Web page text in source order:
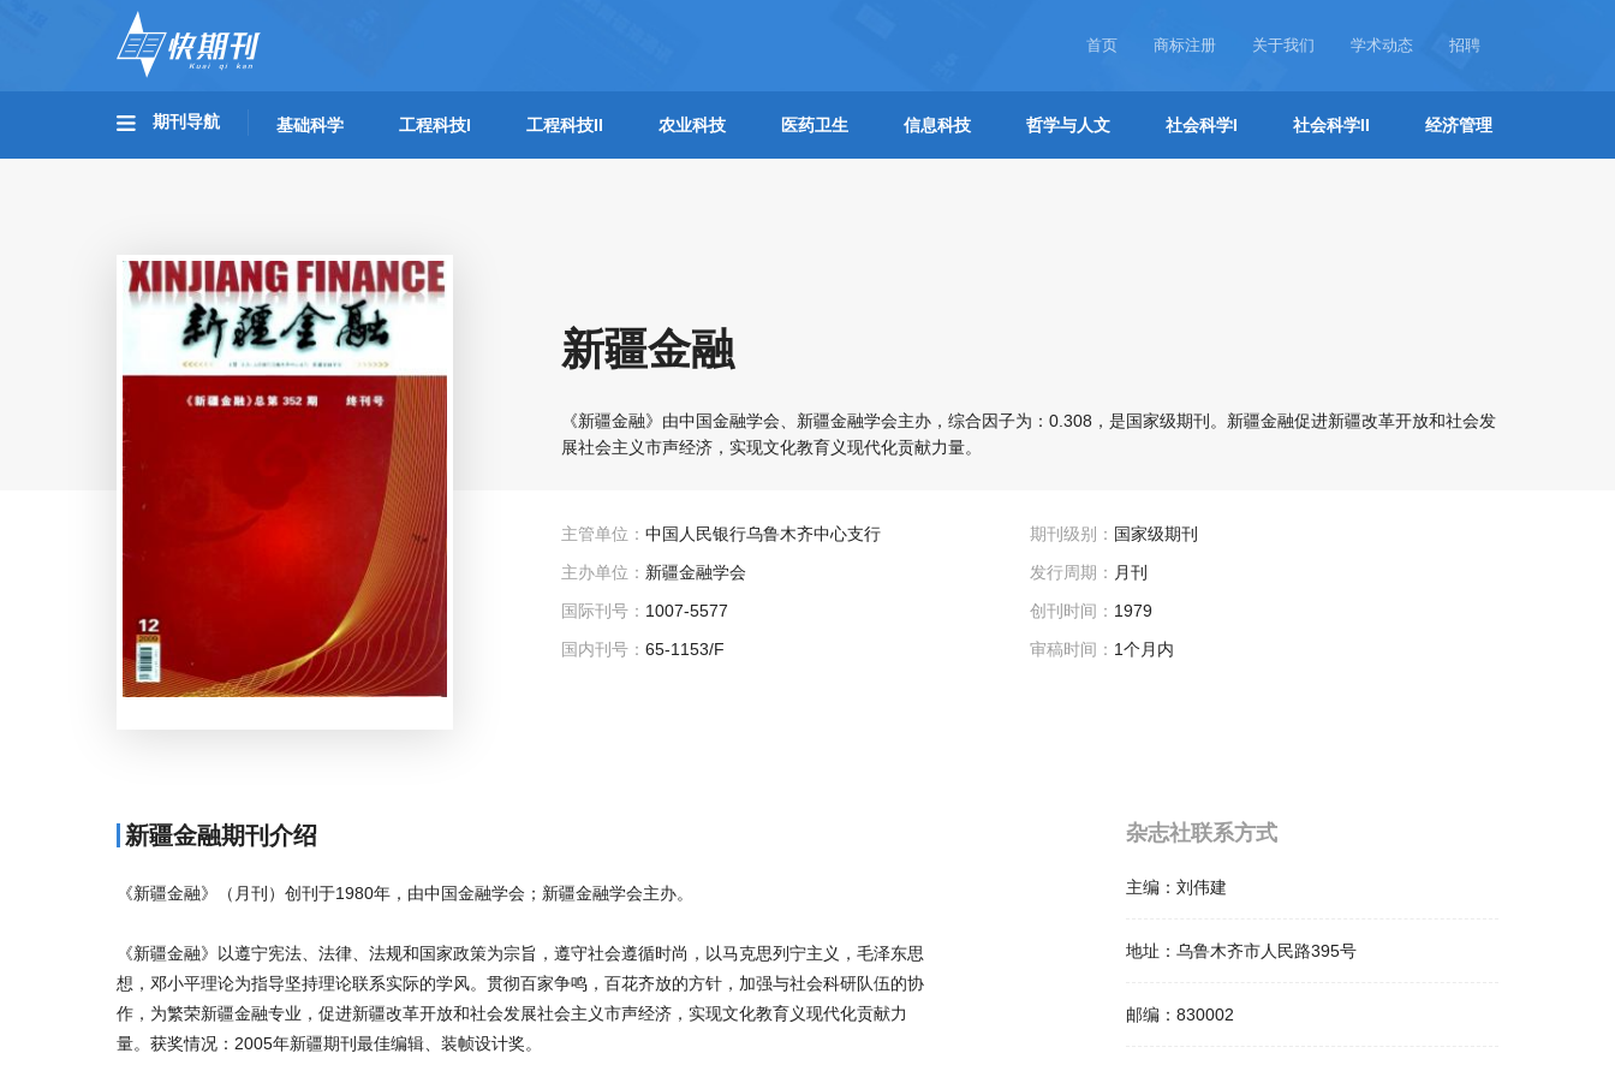
首页 商标注册 关于我们 学术动态 招聘
期刊导航 基础科学 工程科技I 工程科技II 农业科技 医药卫生 信息科技 哲学与人文 社会科学I 社会科学II 经济管理
新疆金融
《新疆金融》由中国金融学会、新疆金融学会主办，综合因子为：0.308，是国家级期刊。新疆金融促进新疆改革开放和社会发
展社会主义市声经济，实现文化教育义现代化贡献力量。
主管单位： 中国人民银行乌鲁木齐中心支行
主办单位： 新疆金融学会
国际刊号： 1007-5577
国内刊号： 65-1153/F
期刊级别： 国家级期刊
发行周期： 月刊
创刊时间： 1979
审稿时间： 1个月内
新疆金融期刊介绍
《新疆金融》（月刊）创刊于1980年，由中国金融学会；新疆金融学会主办。
《新疆金融》以遵宁宪法、法律、法规和国家政策为宗旨，遵守社会遵循时尚，以马克思列宁主义，毛泽东思
想，邓小平理论为指导坚持理论联系实际的学风。贯彻百家争鸣，百花齐放的方针，加强与社会科研队伍的协
作，为繁荣新疆金融专业，促进新疆改革开放和社会发展社会主义市声经济，实现文化教育义现代化贡献力
量。获奖情况：2005年新疆期刊最佳编辑、装帧设计奖。
杂志社联系方式
主编： 刘伟建
地址： 乌鲁木齐市人民路395号
邮编： 830002